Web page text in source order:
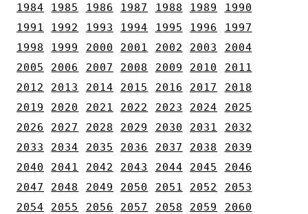
1984
1985 1986 1987 1988 1989
1990
1991
1992 1993 1994 1995 1996
1997
1998
1999 2000 2001 2002 2003
2004
2005
2006 2007 2008 2009 2010
2011
2012
2013 2014 2015 2016 2017
2018
2019
2020 2021 2022 2023 2024
2025
2026
2027 2028 2029 2030 2031
2032
2033
2034 2035 2036 2037 2038
2039
2040
2041 2042 2043 2044 2045
2046
2047
2048 2049 2050 2051 2052
2053
2054
2055 2056 2057 2058 2059
2060